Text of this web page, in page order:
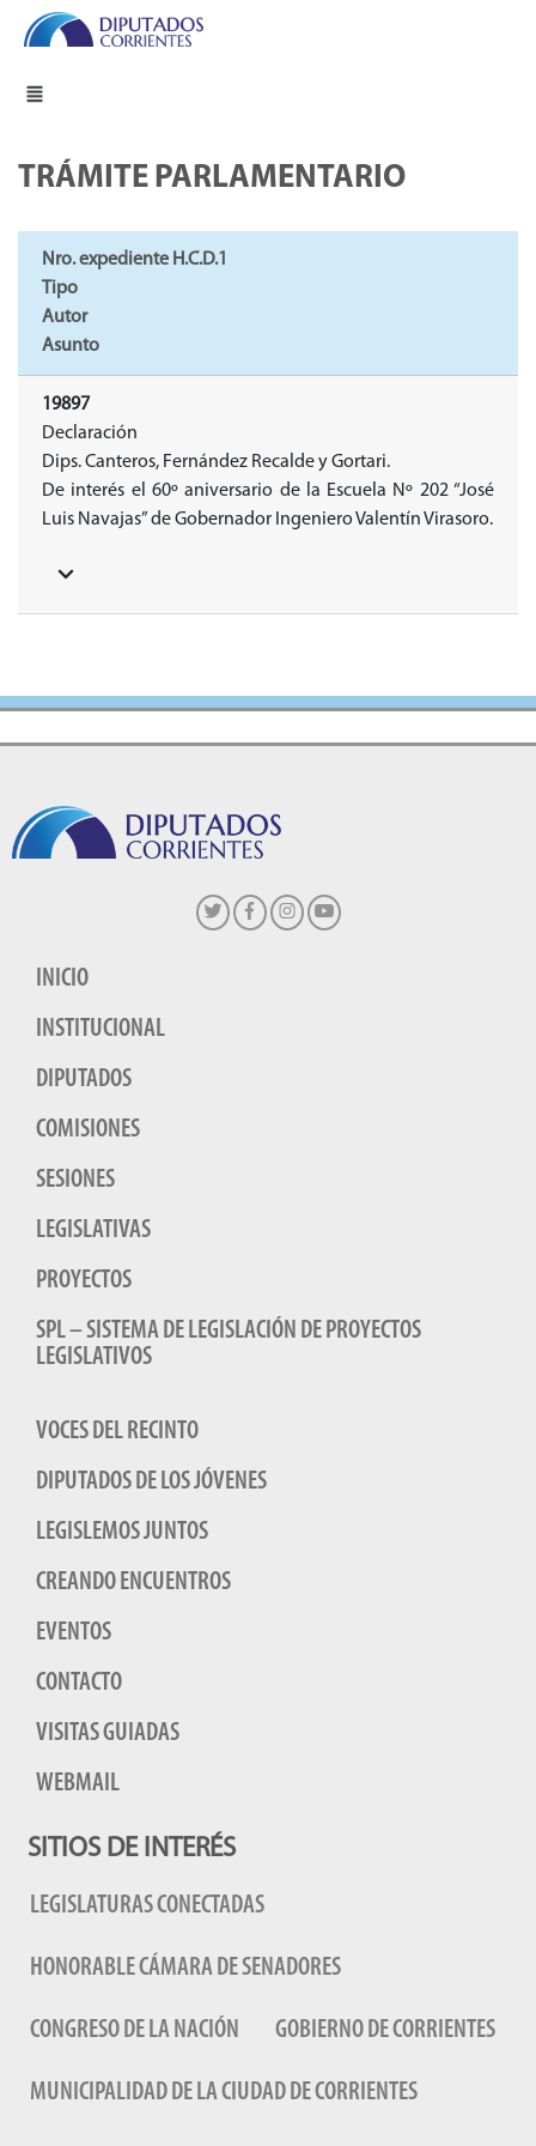
TRÁMITE PARLAMENTARIO
Nro. expediente H.C.D.1
Tipo
Autor
Asunto
19897
Declaración
Dips. Canteros, Fernández Recalde y Gortari.
De interés el 60º aniversario de la Escuela Nº 202 “José
Luis Navajas” de Gobernador Ingeniero Valentín Virasoro.
INICIO
INSTITUCIONAL
DIPUTADOS
COMISIONES
SESIONES
LEGISLATIVAS
PROYECTOS
SPL – SISTEMA DE LEGISLACIÓN DE PROYECTOS
LEGISLATIVOS
VOCES DEL RECINTO
DIPUTADOS DE LOS JÓVENES
LEGISLEMOS JUNTOS
CREANDO ENCUENTROS
EVENTOS
CONTACTO
VISITAS GUIADAS
WEBMAIL
SITIOS DE INTERÉS
LEGISLATURAS CONECTADAS
HONORABLE CÁMARA DE SENADORES
CONGRESO DE LA NACIÓN GOBIERNO DE CORRIENTES
MUNICIPALIDAD DE LA CIUDAD DE CORRIENTES